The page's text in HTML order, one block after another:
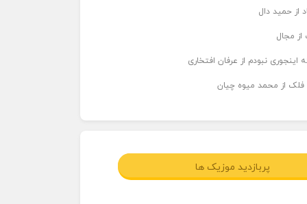
از حمید دال
از مجال
اینجوری نبودم از عرفان افتخاری
فلک از محمد میوه چیان
پربازدید موزیک ها